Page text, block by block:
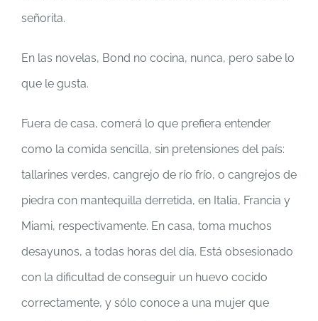
señorita.
En las novelas, Bond no cocina, nunca, pero sabe lo
que le gusta.
Fuera de casa, comerá lo que prefiera entender
como la comida sencilla, sin pretensiones del país:
tallarines verdes, cangrejo de río frío, o cangrejos de
piedra con mantequilla derretida, en Italia, Francia y
Miami, respectivamente. En casa, toma muchos
desayunos, a todas horas del día. Está obsesionado
con la dificultad de conseguir un huevo cocido
correctamente, y sólo conoce a una mujer que